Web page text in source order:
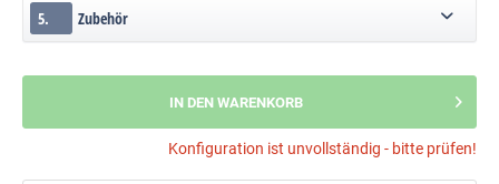
5. Zubehör
IN DEN WARENKORB
Konfiguration ist unvollständig - bitte prüfen!